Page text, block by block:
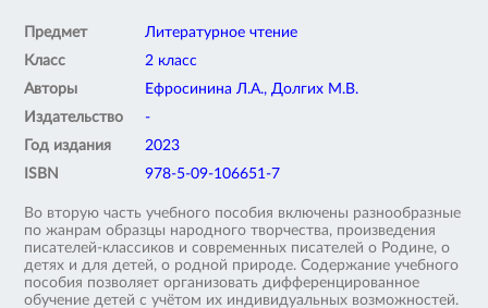
Предмет
Литературное чтение
Класс
2 класс
Авторы
Ефросинина Л.А., Долгих М.В.
Издательство
-
Год издания
2023
ISBN
978-5-09-106651-7
Во вторую часть учебного пособия включены разнообразные
по жанрам образцы народного творчества, произведения
писателей-классиков и современных писателей о Родине, о
детях и для детей, о родной природе. Содержание учебного
пособия позволяет организовать дифференцированное
обучение детей с учётом их индивидуальных возможностей.